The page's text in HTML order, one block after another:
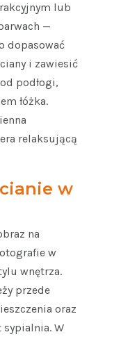
lub
—
dopasować
i zawiesić
podłogi,
łóżka.
relaksującą
w
na
w
wnętrza.
przede
oraz
W